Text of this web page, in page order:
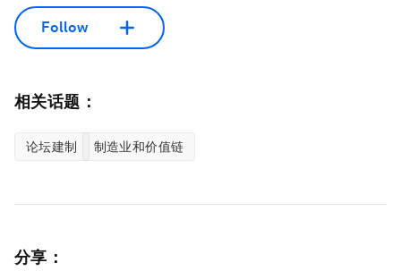
Follow
相关话题：
论坛建制 制造业和价值链
分享：